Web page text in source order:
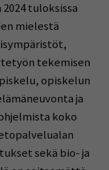
2024 tuloksissa
mielestä
tekemisen
opiskelun
ja
koko
sekä bio- ja